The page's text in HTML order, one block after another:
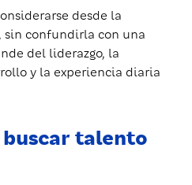
desde la
sin confundirla con una
del liderazgo, la
y la experiencia diaria
buscar talento